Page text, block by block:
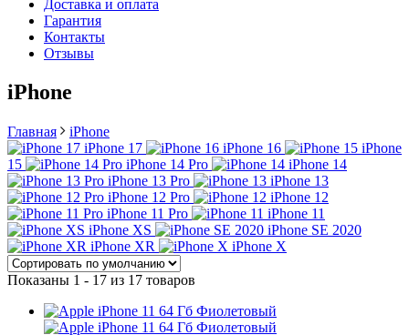
Доставка и оплата
Гарантия
Контакты
Отзывы
iPhone
Главная
iPhone
iPhone 17
iPhone 16
iPhone
15
iPhone 14 Pro
iPhone 14
iPhone 13 Pro
iPhone 13
iPhone 12 Pro
iPhone 12
iPhone 11 Pro
iPhone 11
iPhone XS
iPhone SE 2020
iPhone XR
iPhone X
Показаны 1 - 17 из 17 товаров